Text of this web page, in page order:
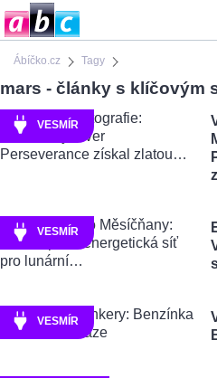
Ábíčko.cz Tagy
mars - články s klíčovým
VESMÍR
VESMÍR
VESMÍR